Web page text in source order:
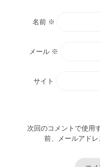
名前 ※
メール ※
サイト
次回のコメントで使用
前、メールアドレ